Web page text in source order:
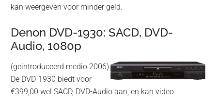
kan weergeven voor minder geld.
Denon DVD-1930: SACD, DVD-
Audio, 1080p
(geintroduceerd medio 2006)
De DVD-1930 biedt voor
€399,00 wel SACD, DVD-Audio aan, en kan video